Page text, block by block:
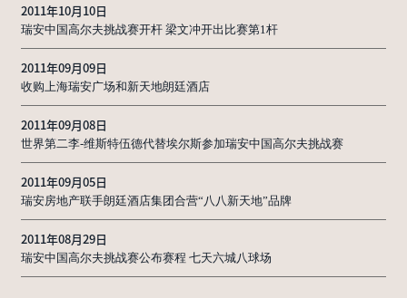
2011年10月10日
瑞安中国高尔夫挑战赛开杆 梁文冲开出比赛第1杆
2011年09月09日
收购上海瑞安广场和新天地朗廷酒店
2011年09月08日
世界第二李-维斯特伍德代替埃尔斯参加瑞安中国高尔夫挑战赛
2011年09月05日
瑞安房地产联手朗廷酒店集团合营“八八新天地”品牌
2011年08月29日
瑞安中国高尔夫挑战赛公布赛程 七天六城八球场